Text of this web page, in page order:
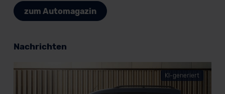
datenschutz@meinauto.de anfordern.
zum Automagazin
Nachrichten
KI-generiert